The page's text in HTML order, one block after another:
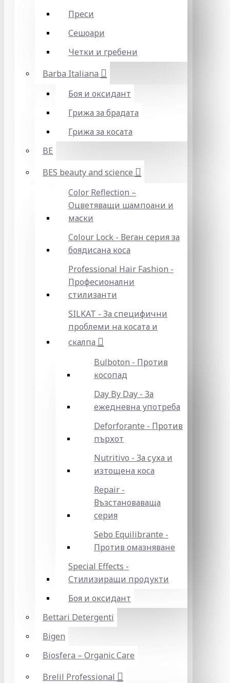
Преси
Сешоари
Четки и гребени
Barba Italiana
Боя и оксидант
Грижа за брадата
Грижа за косата
BE
BES beauty and science
Color Reflection –
Оцветяващи шампоани и
маски
Colour Lock - Веган серия за
боядисана коса
Professional Hair Fashion -
Професионални
стилизанти
SILKAT - За специфични
проблеми на косата и
скалпа
Bulboton - Против
косопад
Day By Day - За
ежедневна употреба
Deforforante - Против
пърхот
Nutritivo - За суха и
изтощена коса
Repair -
Възстановаваща
серия
Sebo Equilibrante -
Против омазняване
Special Effects -
Стилизиращи продукти
Боя и оксидант
Bettari Detergenti
Bigen
Biosfera – Organic Care
Brelil Professional